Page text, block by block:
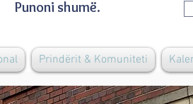
Punoni shumë.
Prindërit & Komuniteti